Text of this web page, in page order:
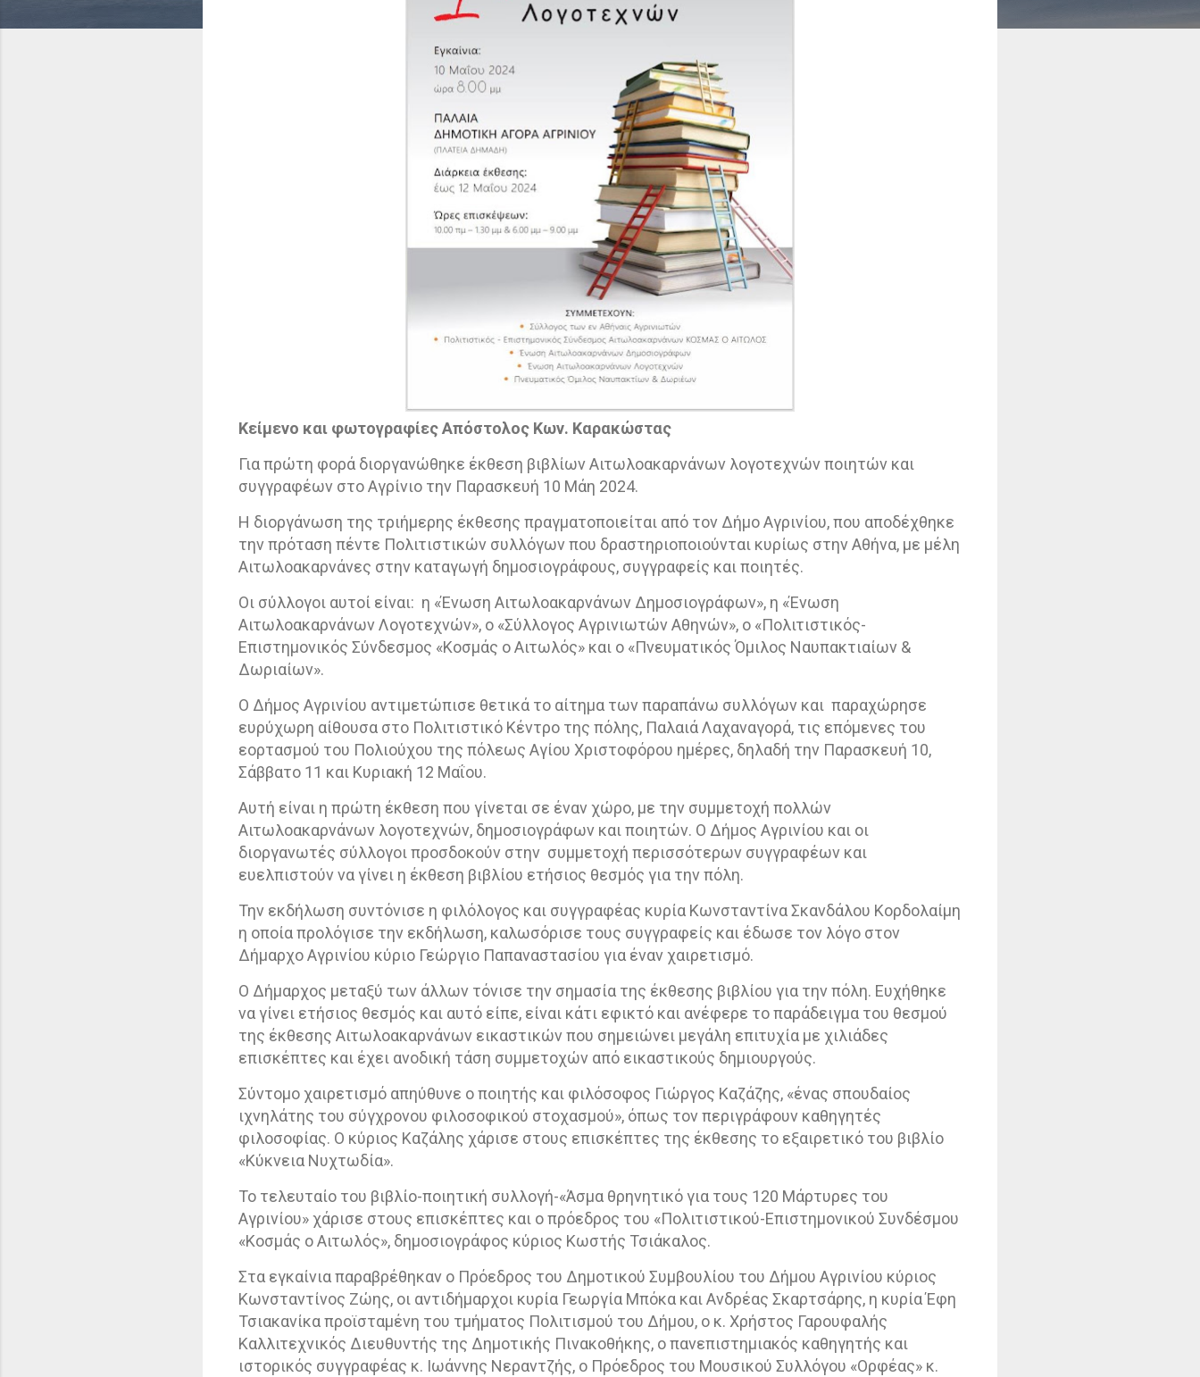
Κείμενο και φωτογραφίες Απόστολος Κων. Καρακώστας
Για πρώτη φορά διοργανώθηκε έκθεση βιβλίων Αιτωλοακαρνάνων λογοτεχνών ποιητών και
συγγραφέων στο Αγρίνιο την Παρασκευή 10 Μάη 2024.
Η διοργάνωση της τριήμερης έκθεσης πραγματοποιείται από τον Δήμο Αγρινίου, που αποδέχθηκε
την πρόταση πέντε Πολιτιστικών συλλόγων που δραστηριοποιούνται κυρίως στην Αθήνα, με μέλη
Αιτωλοακαρνάνες στην καταγωγή δημοσιογράφους, συγγραφείς και ποιητές.
Οι σύλλογοι αυτοί είναι: η «Ένωση Αιτωλοακαρνάνων Δημοσιογράφων», η «Ένωση
Αιτωλοακαρνάνων Λογοτεχνών», ο «Σύλλογος Αγρινιωτών Αθηνών», ο «Πολιτιστικός-
Επιστημονικός Σύνδεσμος «Κοσμάς ο Αιτωλός» και ο «Πνευματικός Όμιλος Ναυπακτιαίων &
Δωριαίων».
Ο Δήμος Αγρινίου αντιμετώπισε θετικά το αίτημα των παραπάνω συλλόγων και παραχώρησε
ευρύχωρη αίθουσα στο Πολιτιστικό Κέντρο της πόλης, Παλαιά Λαχαναγορά, τις επόμενες του
εορτασμού του Πολιούχου της πόλεως Αγίου Χριστοφόρου ημέρες, δηλαδή την Παρασκευή 10,
Σάββατο 11 και Κυριακή 12 Μαΐου.
Αυτή είναι η πρώτη έκθεση που γίνεται σε έναν χώρο, με την συμμετοχή πολλών
Αιτωλοακαρνάνων λογοτεχνών, δημοσιογράφων και ποιητών. Ο Δήμος Αγρινίου και οι
διοργανωτές σύλλογοι προσδοκούν στην συμμετοχή περισσότερων συγγραφέων και
ευελπιστούν να γίνει η έκθεση βιβλίου ετήσιος θεσμός για την πόλη.
Την εκδήλωση συντόνισε η φιλόλογος και συγγραφέας κυρία Κωνσταντίνα Σκανδάλου Κορδολαίμη
η οποία προλόγισε την εκδήλωση, καλωσόρισε τους συγγραφείς και έδωσε τον λόγο στον
Δήμαρχο Αγρινίου κύριο Γεώργιο Παπαναστασίου για έναν χαιρετισμό.
Ο Δήμαρχος μεταξύ των άλλων τόνισε την σημασία της έκθεσης βιβλίου για την πόλη. Ευχήθηκε
να γίνει ετήσιος θεσμός και αυτό είπε, είναι κάτι εφικτό και ανέφερε το παράδειγμα του θεσμού
της έκθεσης Αιτωλοακαρνάνων εικαστικών που σημειώνει μεγάλη επιτυχία με χιλιάδες
επισκέπτες και έχει ανοδική τάση συμμετοχών από εικαστικούς δημιουργούς.
Σύντομο χαιρετισμό απηύθυνε ο ποιητής και φιλόσοφος Γιώργος Καζάζης, «ένας σπουδαίος
ιχνηλάτης του σύγχρονου φιλοσοφικού στοχασμού», όπως τον περιγράφουν καθηγητές
φιλοσοφίας. Ο κύριος Καζάλης χάρισε στους επισκέπτες της έκθεσης το εξαιρετικό του βιβλίο
«Κύκνεια Νυχτωδία».
Το τελευταίο του βιβλίο-ποιητική συλλογή-«Άσμα θρηνητικό για τους 120 Μάρτυρες του
Αγρινίου» χάρισε στους επισκέπτες και ο πρόεδρος του «Πολιτιστικού-Επιστημονικού Συνδέσμου
«Κοσμάς ο Αιτωλός», δημοσιογράφος κύριος Κωστής Τσιάκαλος.
Στα εγκαίνια παραβρέθηκαν ο Πρόεδρος του Δημοτικού Συμβουλίου του Δήμου Αγρινίου κύριος
Κωνσταντίνος Ζώης, οι αντιδήμαρχοι κυρία Γεωργία Μπόκα και Ανδρέας Σκαρτσάρης, η κυρία Έφη
Τσιακανίκα προϊσταμένη του τμήματος Πολιτισμού του Δήμου, ο κ. Χρήστος Γαρουφαλής
Καλλιτεχνικός Διευθυντής της Δημοτικής Πινακοθήκης, ο πανεπιστημιακός καθηγητής και
ιστορικός συγγραφέας κ. Ιωάννης Νεραντζής, ο Πρόεδρος του Μουσικού Συλλόγου «Ορφέας» κ.